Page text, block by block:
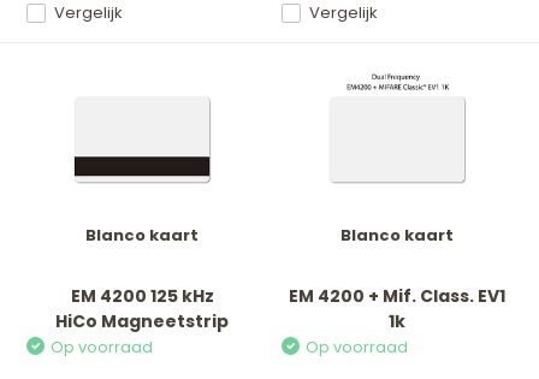
Vergelijk Vergelijk
Blanco kaart
EM 4200 125 kHz
HiCo Magneetstrip
Op voorraad
Blanco kaart
EM 4200 + Mif. Class. EV1
1k
Dual freq...
Op voorraad